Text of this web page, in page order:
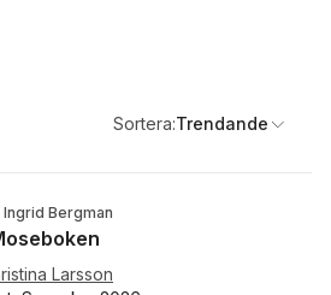
Sortera:Trendande
Ingrid Bergman
Larsson